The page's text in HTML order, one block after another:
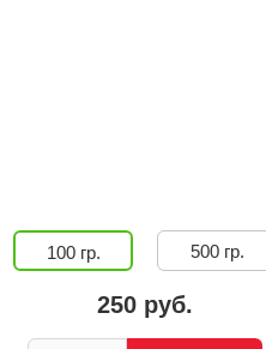
100 гр. 500 гр.
250 руб.